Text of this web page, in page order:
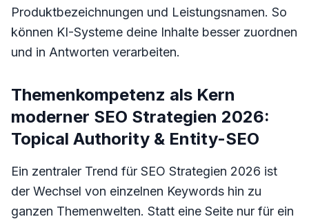
Produktbezeichnungen und Leistungsnamen. So
können KI-Systeme deine Inhalte besser zuordnen
und in Antworten verarbeiten.
Themenkompetenz als Kern
moderner SEO Strategien 2026:
Topical Authority & Entity-SEO
Ein zentraler Trend für SEO Strategien 2026 ist
der Wechsel von einzelnen Keywords hin zu
ganzen Themenwelten. Statt eine Seite nur für ein